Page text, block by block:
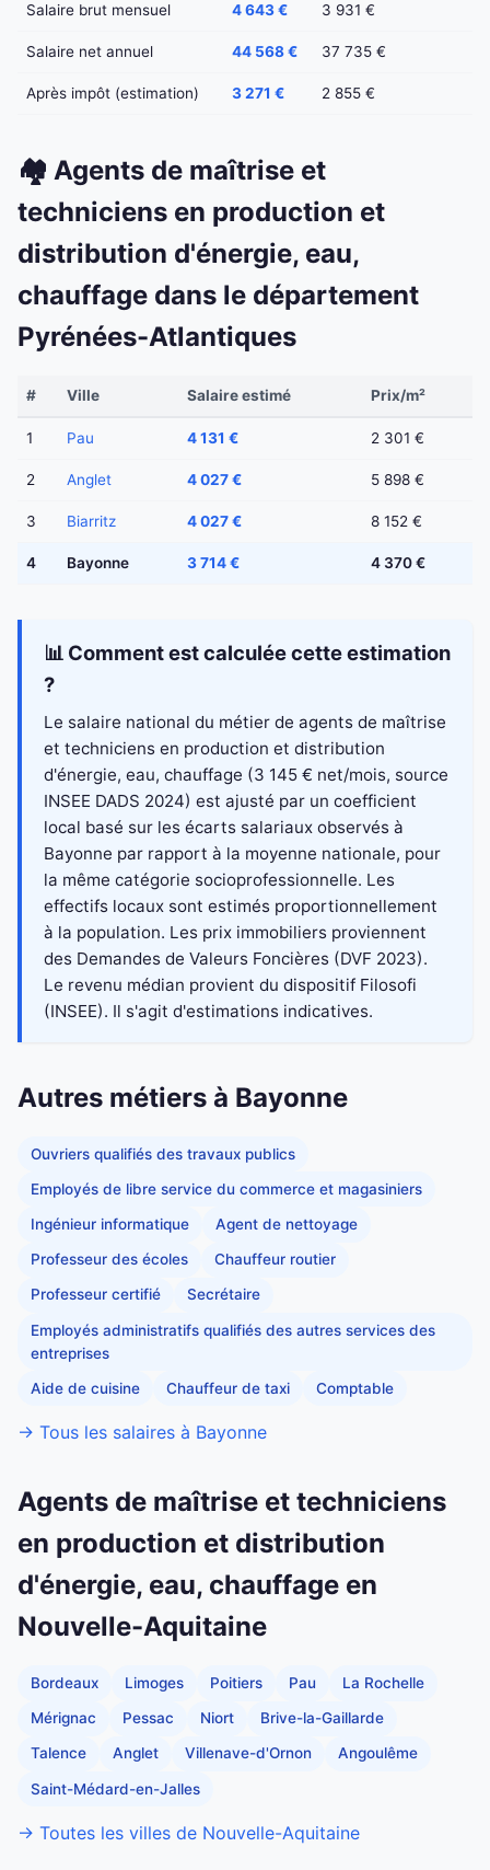
Salaire brut mensuel 4 643 € 3 931 €
Salaire net annuel 44 568 € 37 735 €
Après impôt (estimation) 3 271 € 2 855 €
🏘️ Agents de maîtrise et
techniciens en production et
distribution d'énergie, eau,
chauffage dans le département
Pyrénées-Atlantiques
# Ville Salaire estimé Prix/m²
1 Pau 4 131 € 2 301 €
2 Anglet 4 027 € 5 898 €
3 Biarritz 4 027 € 8 152 €
4 Bayonne 3 714 € 4 370 €
📊 Comment est calculée cette estimation
?
Le salaire national du métier de agents de maîtrise
et techniciens en production et distribution
d'énergie, eau, chauffage (3 145 € net/mois, source
INSEE DADS 2024) est ajusté par un coefficient
local basé sur les écarts salariaux observés à
Bayonne par rapport à la moyenne nationale, pour
la même catégorie socioprofessionnelle. Les
effectifs locaux sont estimés proportionnellement
à la population. Les prix immobiliers proviennent
des Demandes de Valeurs Foncières (DVF 2023).
Le revenu médian provient du dispositif Filosofi
(INSEE). Il s'agit d'estimations indicatives.
Autres métiers à Bayonne
Ouvriers qualifiés des travaux publics
Employés de libre service du commerce et magasiniers
Ingénieur informatique Agent de nettoyage
Professeur des écoles Chauffeur routier
Professeur certifié Secrétaire
Employés administratifs qualifiés des autres services des
entreprises
Aide de cuisine Chauffeur de taxi Comptable
→ Tous les salaires à Bayonne
Agents de maîtrise et techniciens
en production et distribution
d'énergie, eau, chauffage en
Nouvelle-Aquitaine
Bordeaux Limoges Poitiers Pau La Rochelle
Mérignac Pessac Niort Brive-la-Gaillarde
Talence Anglet Villenave-d'Ornon Angoulême
Saint-Médard-en-Jalles
→ Toutes les villes de Nouvelle-Aquitaine